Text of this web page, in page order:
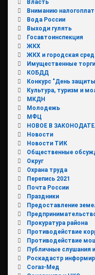
Власть
Вниманию
Вода России
Выходи гулять
Госавтоинспекция
ЖКХ
ЖКХ и городская
Имущественные торги
КОБДД
Конкурс "День
Культура, туризм и
МКДН
Молодежь
МФЦ
НОВОЕ В
Новости
Новости ТИК
Общественные
Округ
Охрана труда
Перепись 2021
Почта России
Праздники
Предоставление
Прокуратура района
Противодействие
Противодействие
Публичные слушания
Роскадастр
Согаз-Мед